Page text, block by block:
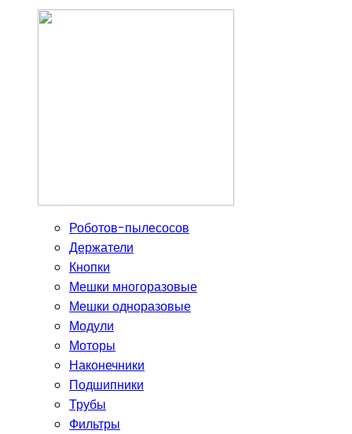
Роботов-пылесосов
Держатели
Кнопки
Мешки многоразовые
Мешки одноразовые
Модули
Моторы
Наконечники
Подшипники
Трубы
Фильтры